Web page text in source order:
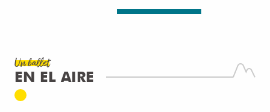
Un ballet
EN EL AIRE